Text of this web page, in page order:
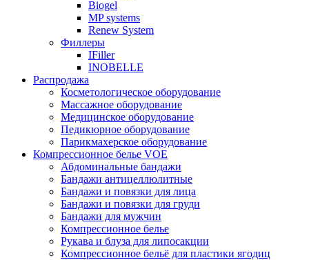
Biogel
MP systems
Renew System
Филлеры
IFiller
INOBELLE
Распродажа
Косметологическое оборудование
Массажное оборудование
Медицинское оборудование
Педикюрное оборудование
Парикмахерское оборудование
Компрессионное белье VOE
Абдоминальные бандажи
Бандажи антицеллюлитные
Бандажи и повязки для лица
Бандажи и повязки для груди
Бандажи для мужчин
Компрессионное белье
Рукава и блуза для липосакции
Компрессионное бельё для пластики ягодиц